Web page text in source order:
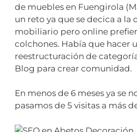
de muebles en Fuengirola
un reto ya que se decica a la
mobiliario pero online
colchones. Había que hacer
reestructuración de
Blog para crear comunidad.
En menos de 6 meses ya se
pasamos de 5 visitas a más